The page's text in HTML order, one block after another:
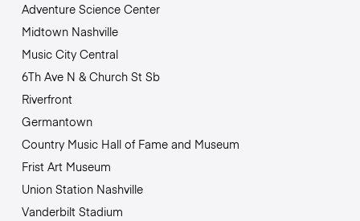
Adventure Science Center
Midtown Nashville
Music City Central
6Th Ave N & Church St Sb
Riverfront
Germantown
Country Music Hall of Fame and Museum
Frist Art Museum
Union Station Nashville
Vanderbilt Stadium